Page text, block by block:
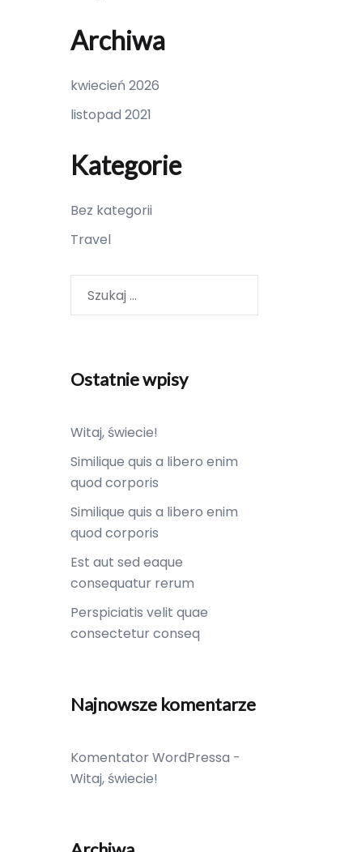
Archiwa
kwiecień 2026
listopad 2021
Kategorie
Bez kategorii
Travel
Ostatnie wpisy
Witaj, świecie!
Similique quis a libero enim
quod corporis
Similique quis a libero enim
quod corporis
Est aut sed eaque
consequatur rerum
Perspiciatis velit quae
consectetur conseq
Najnowsze komentarze
Komentator WordPressa -
Witaj, świecie!